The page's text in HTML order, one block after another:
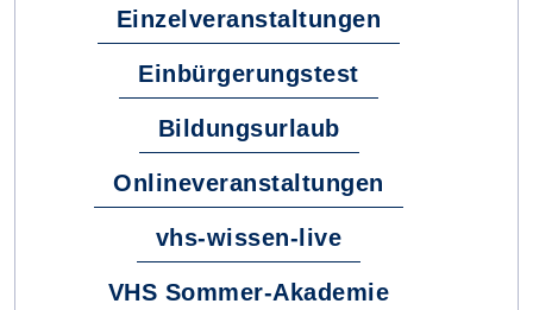
Einzelveranstaltungen
Einbürgerungstest
Bildungsurlaub
Onlineveranstaltungen
vhs-wissen-live
VHS Sommer-Akademie